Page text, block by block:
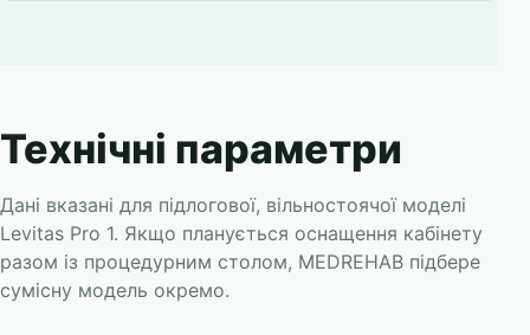
Технічні параметри
Дані вказані для підлогової, вільностоячої моделі
Levitas Pro 1. Якщо планується оснащення кабінету
разом із процедурним столом, MEDREHAB підбере
сумісну модель окремо.